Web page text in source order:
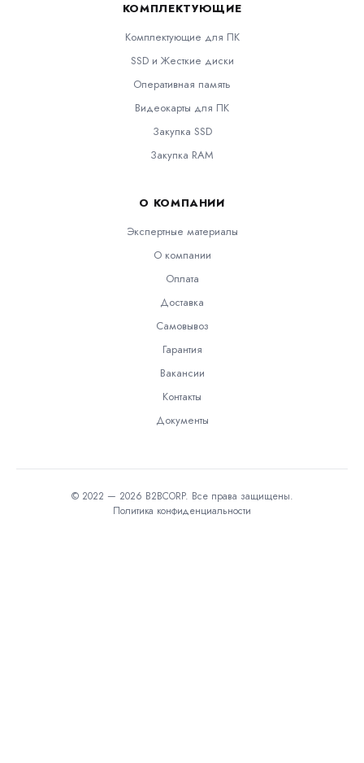
КОМПЛЕКТУЮЩИЕ
Комплектующие для ПК
SSD и Жесткие диски
Оперативная память
Видеокарты для ПК
Закупка SSD
Закупка RAM
О КОМПАНИИ
Экспертные материалы
О компании
Оплата
Доставка
Самовывоз
Гарантия
Вакансии
Контакты
Документы
© 2022 — 2026 B2BCORP. Все права защищены.
Политика конфиденциальности